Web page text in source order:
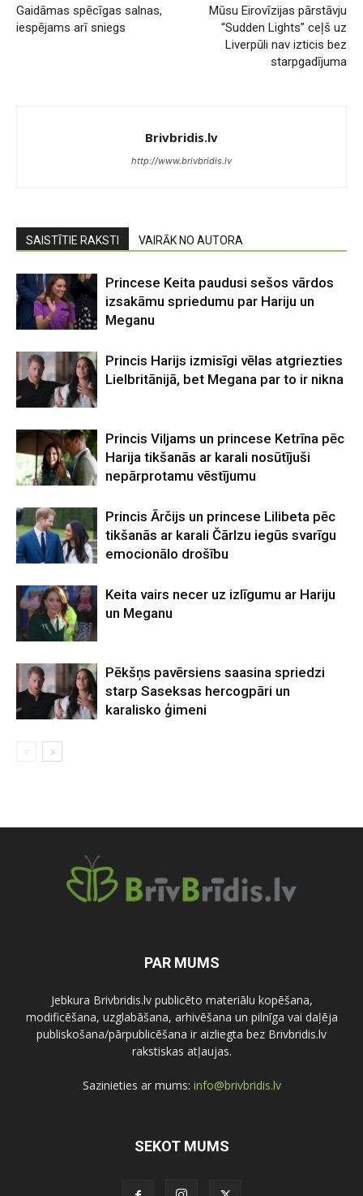
Gaidāmas spēcīgas salnas,
iespējams arī sniegs
Mūsu Eirovīzijas pārstāvju
“Sudden Lights” ceļš uz
Liverpūli nav izticis bez
starpgadījuma
Brivbridis.lv
http://www.brivbridis.lv
SAISTĪTIE RAKSTI VAIRĀK NO AUTORA
Princese Keita paudusi sešos vārdos
izsakāmu spriedumu par Hariju un
Meganu
Princis Harijs izmisīgi vēlas atgriezties
Lielbritānijā, bet Megana par to ir nikna
Princis Viljams un princese Ketrīna pēc
Harija tikšanās ar karali nosūtījuši
nepārprotamu vēstījumu
Princis Ārčijs un princese Lilibeta pēc
tikšanās ar karali Čārlzu iegūs svarīgu
emocionālo drošību
Keita vairs necer uz izlīgumu ar Hariju
un Meganu
Pēkšņs pavērsiens saasina spriedzi
starp Saseksas hercogpāri un
karalisko ģimeni
PAR MUMS
Jebkura Brivbridis.lv publicēto materiālu kopēšana,
modificēšana, uzglabāšana, arhivēšana un pilnīga vai daļēja
publiskošana/pārpublicēšana ir aizliegta bez Brivbridis.lv
rakstiskas atļaujas.
Sazinieties ar mums: info@brivbridis.lv
SEKOT MUMS